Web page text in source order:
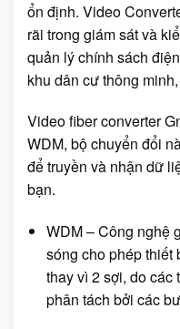
ổn định. Video
rãi trong giám sát và
quản lý chính sách
khu dân cư thông minh,
Video fiber converter
WDM, bộ chuyển đổi
để truyền và nhận dữ
bạn.
WDM – Công nghệ
sóng cho phép thiết
thay vì 2 sợi, do các
phân tách bởi các